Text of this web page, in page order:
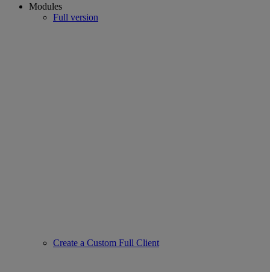
Modules
Full version
Create a Custom Full Client